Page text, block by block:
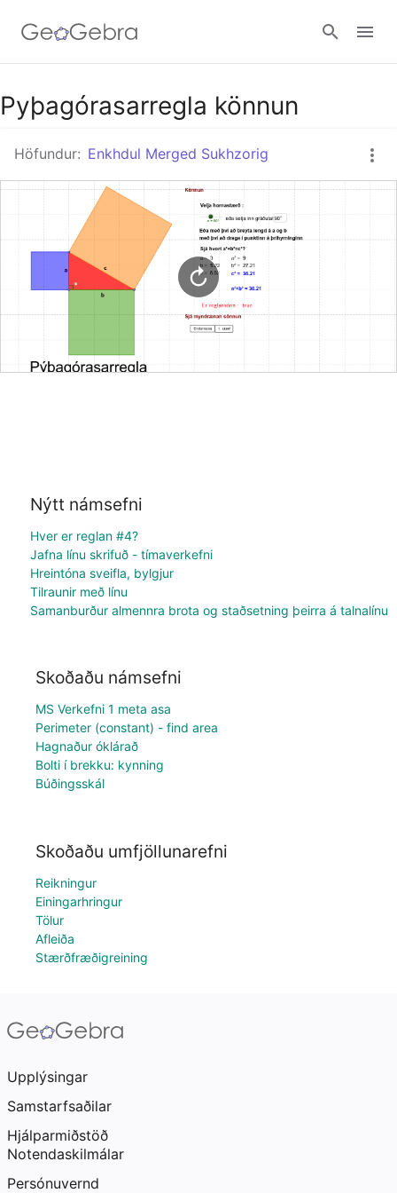
Google Classroom
GeoGebra Kennslustofan
Innskráning
Pyþagórasarregla könnun
Höfundur: Enkhdul Merged Sukhzorig
Nýtt námsefni
Hver er reglan #4?
Jafna línu skrifuð - tímaverkefni
Hreintóna sveifla, bylgjur
Tilraunir með línu
Samanburður almennra brota og staðsetning þeirra á talnalínu
Skoðaðu námsefni
MS Verkefni 1 meta asa
Perimeter (constant) - find area
Hagnaður óklárað
Bolti í brekku: kynning
Búðingsskál
Skoðaðu umfjöllunarefni
Reikningur
Einingarhringur
Tölur
Afleiða
Stærðfræðigreining
Upplýsingar
Samstarfsaðilar
Hjálparmiðstöð
Notendaskilmálar
Persónuvernd